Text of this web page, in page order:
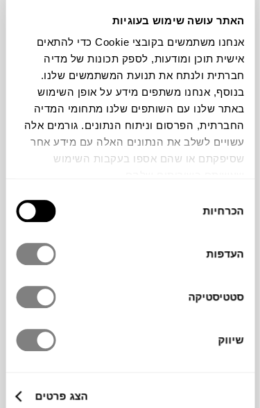
האתר עושה שימוש בעוגיות
אנחנו משתמשים בקובצי Cookie כדי להתאים
אישית תוכן ומודעות, לספק תכונות של מדיה
חברתית ולנתח את תנועת המשתמשים שלנו.
בנוסף, אנחנו משתפים מידע על אופן השימוש
באתר שלנו עם השותפים שלנו מתחומי המדיה
החברתית, הפרסום וניתוח הנתונים. גורמים אלה
עשויים לשלב את הנתונים האלה עם מידע אחר
שסיפקתם או שהם אספו בעקבות השימוש
הסכמה
הכרחיות
העדפות
סטטיסטיקה
שיווק
הצג פרטים